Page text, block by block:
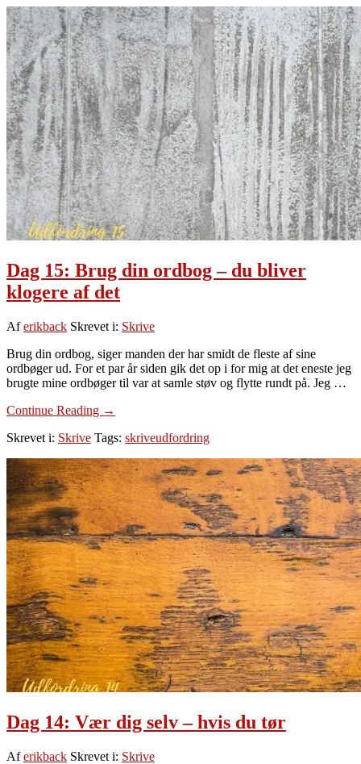
nysgerrig
–
det
gør
dig
klog
Dag 15: Brug din ordbog – du bliver
klogere af det
Aferikback Skrevet i: Skrive
Brug din ordbog, siger manden der har smidt de fleste af sine
ordbøger ud. For et par år siden gik det op i for mig at det eneste jeg
brugte mine ordbøger til var at samle støv og flytte rundt på. Jeg …
Continue Reading om
15:
din
ordbog
–
du
bliver
klogere
af
det
→
Skrevet i: Skrive Tags: skriveudfordring
Dag 14: Vær dig selv – hvis du tør
Aferikback Skrevet i: Skrive